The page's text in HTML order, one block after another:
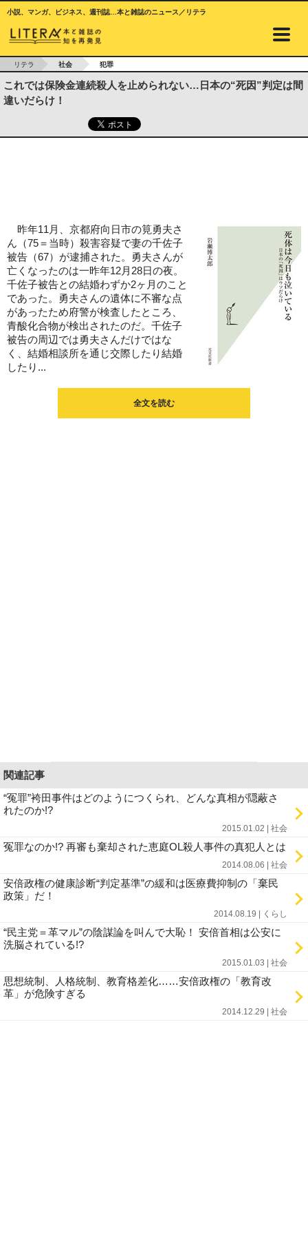
小説、マンガ、ビジネス、週刊誌…本と雑誌のニュース／リテラ
リテラ 社会 犯罪
これでは保険金連続殺人を止められない…日本の“死因”判定は間
違いだらけ！
昨年11月、京都府向日市の筧勇夫さ
ん（75＝当時）殺害容疑で妻の千佐子
被告（67）が逮捕された。勇夫さんが
亡くなったのは一昨年12月28日の夜。
千佐子被告との結婚わずか2ヶ月のこと
であった。勇夫さんの遺体に不審な点
があったため府警が検査したところ、
青酸化合物が検出されたのだ。千佐子
被告の周辺では勇夫さんだけではな
く、結婚相談所を通じ交際したり結婚
したり...
全文を読む
関連記事
“冤罪”袴田事件はどのようにつくられ、どんな真相が隠蔽さ
れたのか!?
2015.01.02 | 社会
冤罪なのか!? 再審も棄却された恵庭OL殺人事件の真犯人とは
2014.08.06 | 社会
安倍政権の健康診断“判定基準”の緩和は医療費抑制の「棄民
政策」だ！
2014.08.19 | くらし
“民主党＝革マル”の陰謀論を叫んで大恥！ 安倍首相は公安に
洗脳されている!?
2015.01.03 | 社会
思想統制、人格統制、教育格差化……安倍政権の「教育改
革」が危険すぎる
2014.12.29 | 社会